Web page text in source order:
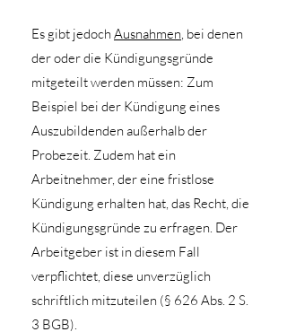
Es gibt jedoch Ausnahmen, bei denen
der oder die Kündigungsgründe
mitgeteilt werden müssen: Zum
Beispiel bei der Kündigung eines
Auszubildenden außerhalb der
Probezeit. Zudem hat ein
Arbeitnehmer, der eine fristlose
Kündigung erhalten hat, das Recht, die
Kündigungsgründe zu erfragen. Der
Arbeitgeber ist in diesem Fall
verpflichtet, diese unverzüglich
schriftlich mitzuteilen (§ 626 Abs. 2 S.
3 BGB).